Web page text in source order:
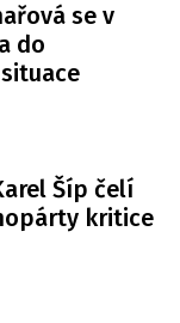
se v
do
Šíp čelí
kritice